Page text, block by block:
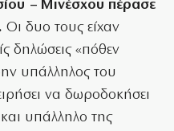
– Μινέσχου πέρασε
Οι δυο τους είχαν
δηλώσεις «πόθεν
υπάλληλος του
να δωροδοκήσει
υπάλληλο της